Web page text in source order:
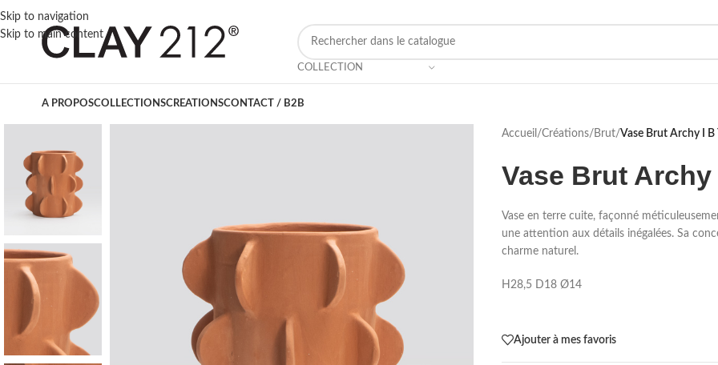
Skip to navigation
Skip to main content
COLLECTION
A PROPOSCOLLECTIONSCREATIONSCONTACT / B2B
Accueil /Créations/ Brut/Vase Brut Archy I B
Vase Brut
Vase en terre cuite, façonné
une attention aux détails inégalées. Sa
charme naturel.
H28,5 D18 Ø14
Ajouter à mes favoris